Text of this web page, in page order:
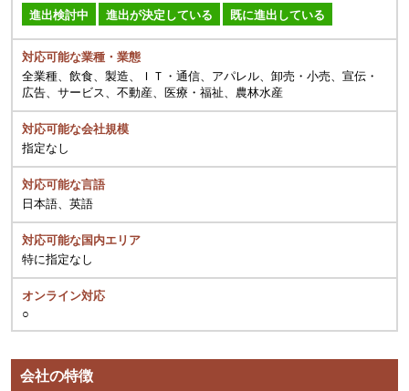
進出検討中
進出が決定している 既に進出している
対応可能な業種・業態
全業種、飲食、製造、ＩＴ・通信、アパレル、卸売・小売、宣伝・
広告、サービス、不動産、医療・福祉、農林水産
対応可能な会社規模
指定なし
対応可能な言語
日本語、英語
対応可能な国内エリア
特に指定なし
オンライン対応
○
会社の特徴